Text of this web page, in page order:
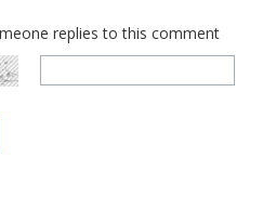
replies to this comment